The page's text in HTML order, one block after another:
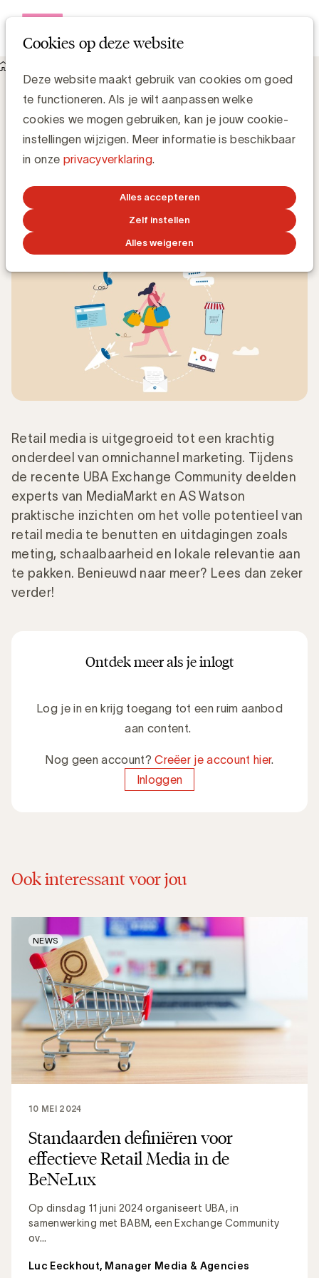
Cookies op deze website
Deze website maakt gebruik van cookies om goed
te functioneren. Als je wilt aanpassen welke
cookies we mogen gebruiken, kan je jouw cookie-
instellingen wijzigen. Meer informatie is beschikbaar
in onze privacyverklaring.
Alles accepteren
Zelf instellen
Alles weigeren
Retail media en omnichannel: zegen of vloek?
Retail media en omnichannel: zegen of
vloek?
Luc Eeckhout, Manager Media & Agencies
15 MEI 2025
Retail media is uitgegroeid tot een krachtig
onderdeel van omnichannel marketing. Tijdens
de recente UBA Exchange Community deelden
experts van MediaMarkt en AS Watson
praktische inzichten om het volle potentieel van
retail media te benutten en uitdagingen zoals
meting, schaalbaarheid en lokale relevantie aan
te pakken. Benieuwd naar meer? Lees dan zeker
verder!
Ontdek meer als je inlogt
Log je in en krijg toegang tot een ruim aanbod
aan content.
Nog geen account?Creëer je account hier.
Inloggen
Ook interessant voor jou
Standaarden definiëren voor
effectieve Retail Media in de
BeNeLux
Op dinsdag 11 juni 2024 organiseert UBA, in
samenwerking met BABM, een Exchange Community
ov...
10 MEI 2024
Luc Eeckhout, Manager Media & Agencies
NEWS